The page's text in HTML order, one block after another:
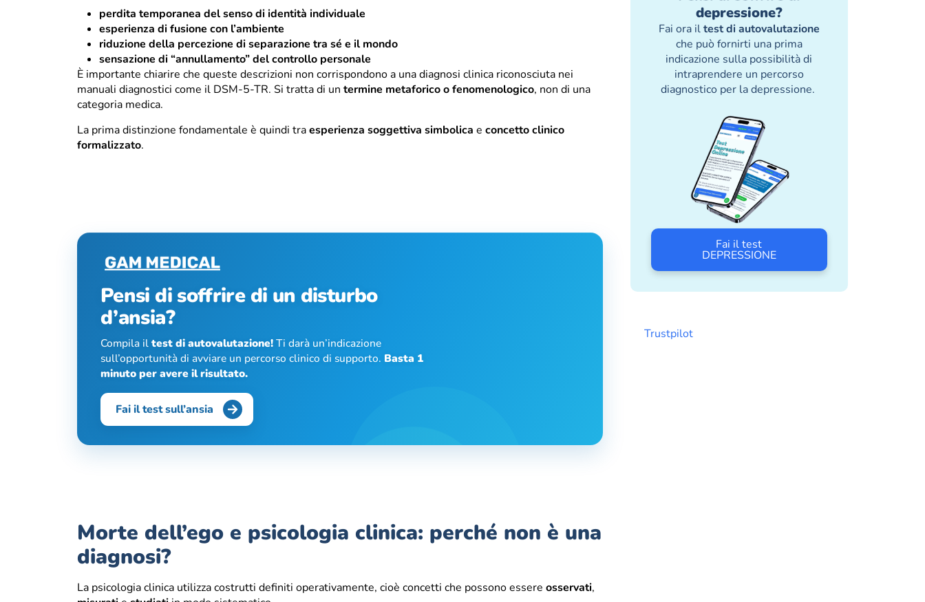
perdita temporanea del senso di identità individuale
esperienza di fusione con l’ambiente
riduzione della percezione di separazione tra sé e il mondo
sensazione di “annullamento” del controllo personale
È importante chiarire che queste descrizioni non corrispondono a una diagnosi clinica riconosciuta nei
manuali diagnostici come il DSM-5-TR. Si tratta di un termine metaforico o fenomenologico, non di una
categoria medica.
La prima distinzione fondamentale è quindi traesperienza soggettiva simbolica e concetto clinico
formalizzato.
Pensi di soffrire di un disturbo
d’ansia?
Compila iltest di autovalutazione!Ti darà un’indicazione
sull’opportunità di avviare un percorso clinico di supporto. Basta 1
minuto per avere il risultato.
Fai il test sull’ansia
Morte dell’ego e psicologia clinica: perché non è una
diagnosi?
La psicologia clinica utilizza costrutti definiti operativamente, cioè concetti che possono essere osservati,
depressione?
Fai ora iltest di autovalutazione
che può fornirti una prima
indicazione sulla possibilità di
intraprendere un percorso
diagnostico per la depressione.
Fai il test
DEPRESSIONE
Trustpilot